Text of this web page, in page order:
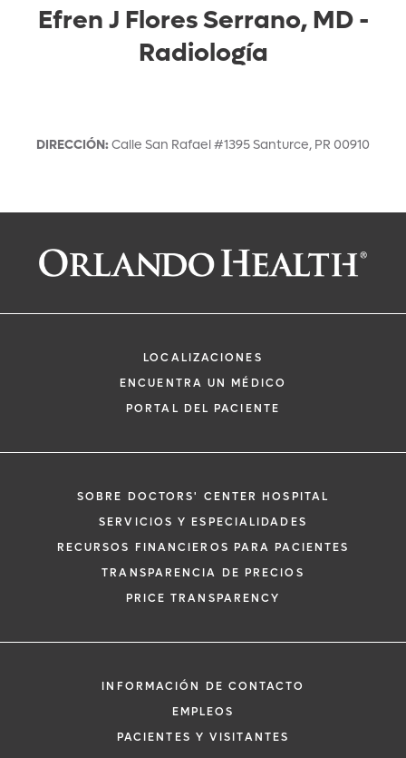
Efren J Flores Serrano, MD -
Radiología
DIRECCIÓN:Calle San Rafael #1395Santurce, PR 00910
Solicitar una cita con:
Efren J Flores Serrano, MD
Radiología
*Si tiene una emergencia médica, llame
inmediato.
El siguiente formulario solo crea una
no una cita confirmada. Al completarlo,
representante se pondrá en contacto
información médica por correo
Orlando Health y sus afiliados.
LOCALIZACIONES
ENCUENTRA UN MÉDICO
PORTAL DEL PACIENTE
SOBRE DOCTORS' CENTER HOSPITAL
SERVICIOS Y ESPECIALIDADES
RECURSOS FINANCIEROS PARA PACIENTES
TRANSPARENCIA DE PRECIOS
PRICE TRANSPARENCY
INFORMACIÓN DE CONTACTO
EMPLEOS
PACIENTES Y VISITANTES